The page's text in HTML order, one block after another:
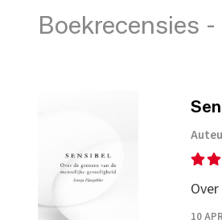
Boekrecensies -
10